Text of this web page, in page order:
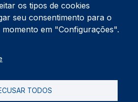
da Gafanha da Nazaré
Privacidade
os tipos de cookies
seu consentimento para o
em "Configurações".
TODOS